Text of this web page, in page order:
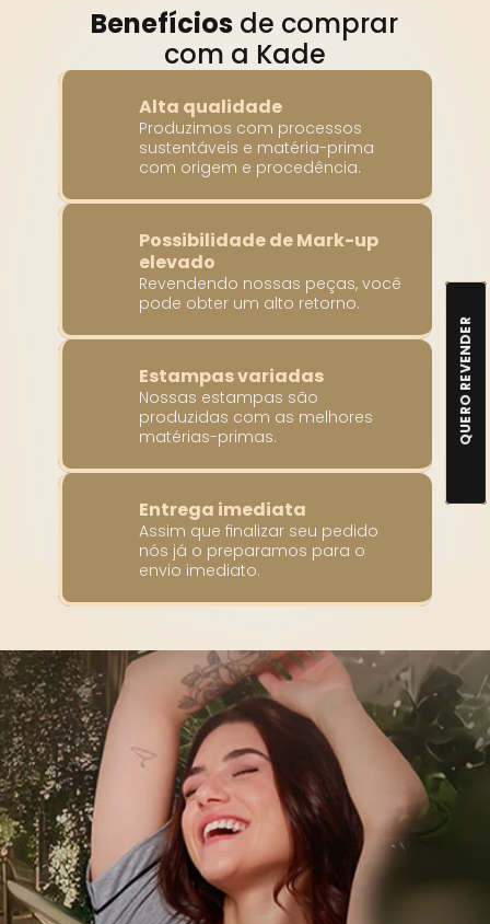
Benefícios de comprar
com a Kade
Alta qualidade
Produzimos com processos
sustentáveis e matéria-prima
com origem e procedência.
Possibilidade de Mark-up
elevado
Revendendo nossas peças, você
pode obter um alto retorno.
Estampas variadas
Nossas estampas são
produzidas com as melhores
matérias-primas.
Entrega imediata
Assim que finalizar seu pedido
nós já o preparamos para o
envio imediato.
QUERO REVENDER